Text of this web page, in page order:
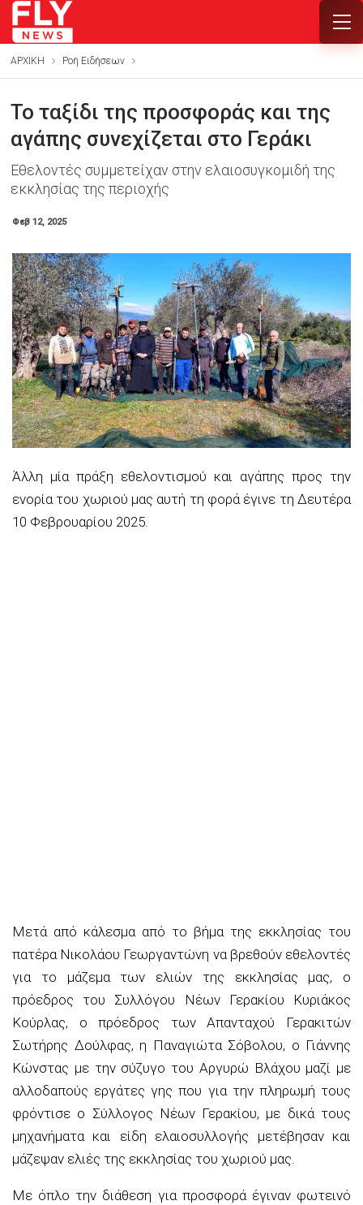
ΑΡΧΙΚΗ Ροή Ειδήσεων
Το ταξίδι της προσφοράς και της
αγάπης συνεχίζεται στο Γεράκι
Εθελοντές συμμετείχαν στην ελαιοσυγκομιδή της
εκκλησίας της περιοχής
Φεβ 12, 2025
Άλλη μία πράξη εθελοντισμού και αγάπης προς την
ενορία του χωριού μας αυτή τη φορά έγινε τη Δευτέρα
10 Φεβρουαρίου 2025.
Μετά από κάλεσμα από το βήμα της εκκλησίας του
πατέρα Νικολάου Γεωργαντώνη να βρεθούν εθελοντές
για το μάζεμα των ελιών της εκκλησίας μας, ο
πρόεδρος του Συλλόγου Νέων Γερακίου Κυριάκος
Κούρλας, ο πρόεδρος των Απανταχού Γερακιτών
Σωτήρης Δούλφας, η Παναγιώτα Σόβολου, ο Γιάννης
Κώνστας με την σύζυγο του Αργυρώ Βλάχου μαζί με
αλλοδαπούς εργάτες γης που για την πληρωμή τους
φρόντισε ο Σύλλογος Νέων Γερακίου, με δικά τους
μηχανήματα και είδη ελαιοσυλλογής μετέβησαν και
μάζεψαν ελιές της εκκλησίας του χωριού μας.
Με όπλο την διάθεση για προσφορά έγιναν φωτεινό